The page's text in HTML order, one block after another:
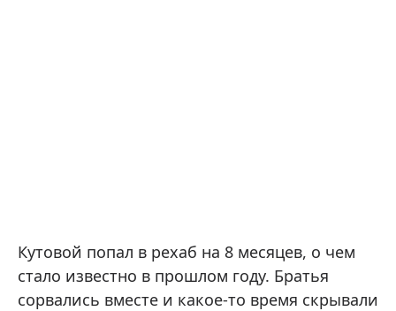
Кутовой попал в рехаб на 8 месяцев, о чем
стало известно в прошлом году. Братья
сорвались вместе и какое-то время скрывали